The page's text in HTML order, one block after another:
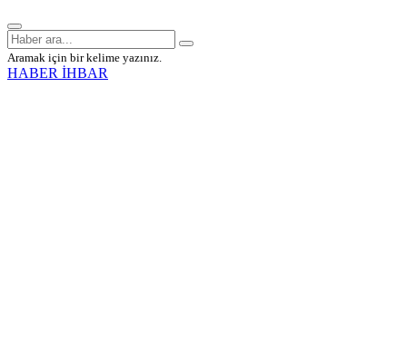
Aramak için bir kelime yazınız.
HABER İHBAR